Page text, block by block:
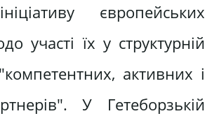
європейських
участі їх у структурній
активних і
У Гетеборзькій